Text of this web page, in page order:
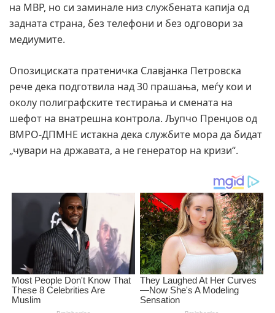
на МВР, но си заминале низ службената капија од
задната страна, без телефони и без одговори за
медиумите.
Опозициската пратеничка Славјанка Петровска
рече дека подготвила над 30 прашања, меѓу кои и
околу полиграфските тестирања и смената на
шефот на внатрешна контрола. Љупчо Пренџов од
ВМРО-ДПМНЕ истакна дека службите мора да бидат
„чувари на државата, а не генератор на кризи“.